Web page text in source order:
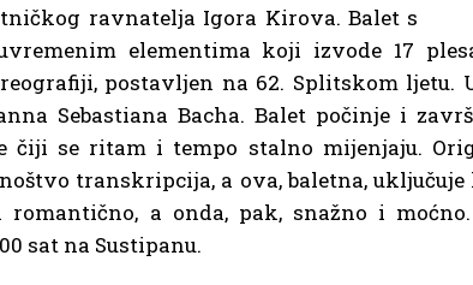
ravnatelja Igora Kirova. Balet s
elementima koji izvode 17
postavljen na 62. Splitskom ljetu.
Sebastiana Bacha. Balet počinje i
čiji se ritam i tempo stalno mijenjaju.
transkripcija, a ova, baletna,
a onda, pak, snažno i
sat na Sustipanu.